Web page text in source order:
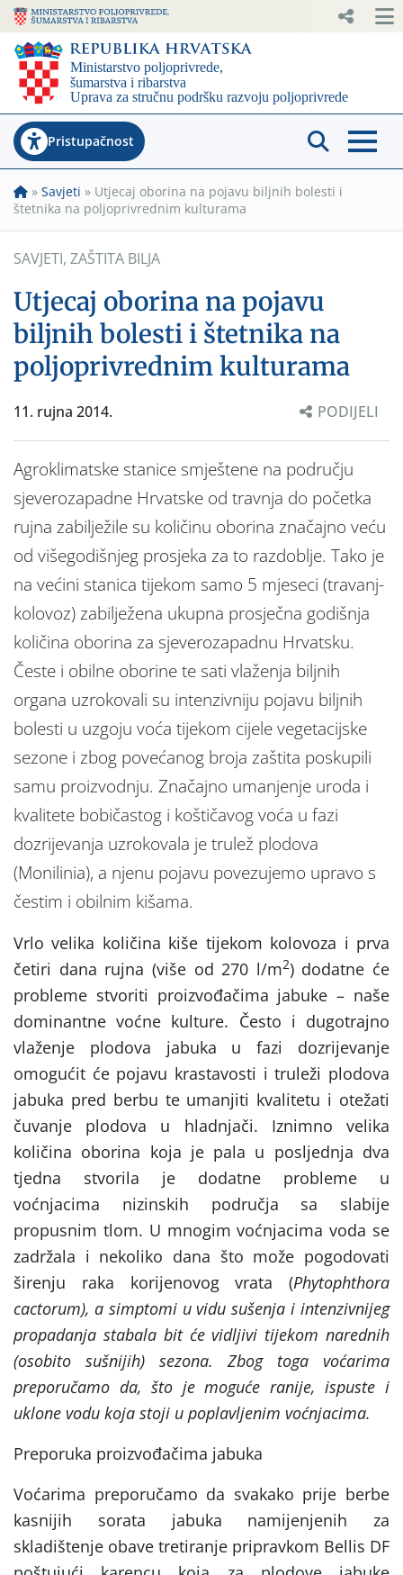
Pristupačnost
» Savjeti » Utjecaj oborina na pojavu biljnih bolesti i
štetnika na poljoprivrednim kulturama
SAVJETI, ZAŠTITA BILJA
Utjecaj oborina na pojavu
biljnih bolesti i štetnika na
poljoprivrednim kulturama
11. rujna 2014. PODIJELI
Agroklimatske stanice smještene na području
sjeverozapadne Hrvatske od travnja do početka
rujna zabilježile su količinu oborina značajno veću
od višegodišnjeg prosjeka za to razdoblje. Tako je
na većini stanica tijekom samo 5 mjeseci (travanj-
kolovoz) zabilježena ukupna prosječna godišnja
količina oborina za sjeverozapadnu Hrvatsku.
Česte i obilne oborine te sati vlaženja biljnih
organa uzrokovali su intenzivniju pojavu biljnih
bolesti u uzgoju voća tijekom cijele vegetacijske
sezone i zbog povećanog broja zaštita poskupili
samu proizvodnju. Značajno umanjenje uroda i
kvalitete bobičastog i koštičavog voća u fazi
dozrijevanja uzrokovala je trulež plodova
(Monilinia), a njenu pojavu povezujemo upravo s
čestim i obilnim kišama.
Vrlo velika količina kiše tijekom kolovoza i prva
četiri dana rujna (više od 270 l/m2) dodatne će
probleme stvoriti proizvođačima jabuke – naše
dominantne voćne kulture. Često i dugotrajno
vlaženje plodova jabuka u fazi dozrijevanje
omogućit će pojavu krastavosti i truleži plodova
jabuka pred berbu te umanjiti kvalitetu i otežati
čuvanje plodova u hladnjači. Iznimno velika
količina oborina koja je pala u posljednja dva
tjedna stvorila je dodatne probleme u
voćnjacima nizinskih područja sa slabije
propusnim tlom. U mnogim voćnjacima voda se
zadržala i nekoliko dana što može pogodovati
širenju raka korijenovog vrata (Phytophthora
cactorum), a simptomi u vidu sušenja i intenzivnijeg
propadanja stabala bit će vidljivi tijekom narednih
(osobito sušnijih) sezona. Zbog toga voćarima
preporučamo da, što je moguće ranije, ispuste i
uklone vodu koja stoji u poplavljenim voćnjacima.
Preporuka proizvođačima jabuka
Voćarima preporučamo da svakako prije berbe
kasnijih sorata jabuka namijenjenih za
skladištenje obave tretiranje pripravkom Bellis DF